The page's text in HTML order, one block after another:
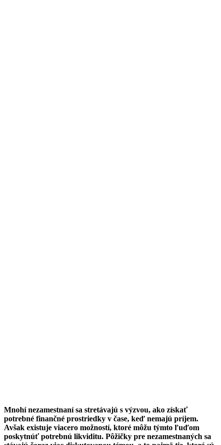
Mnohí nezamestnaní sa stretávajú s výzvou, ako získať
potrebné finančné prostriedky v čase, keď nemajú príjem.
Avšak existuje viacero možností, ktoré môžu týmto ľuďom
poskytnúť potrebnú likviditu. Pôžičky pre nezamestnaných sa